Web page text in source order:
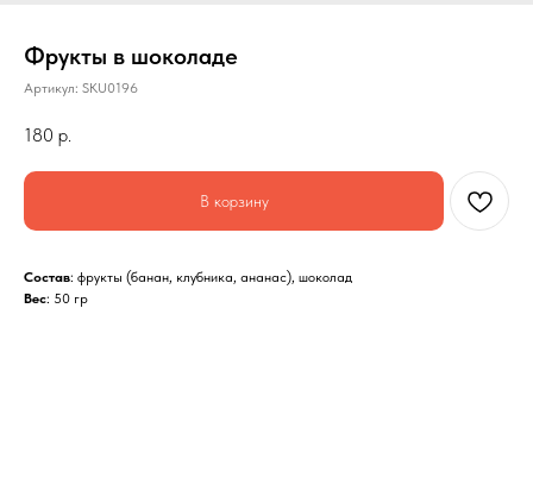
Фрукты в шоколаде
Артикул: SKU0196
180 р.
В корзину
Состав: фрукты (банан, клубника, ананас), шоколад
Вес: 50 гр